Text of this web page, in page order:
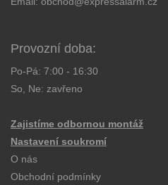
Provozní doba:
Po-Pá: 7:00 - 16:30
So, Ne: zavřeno
Zajistíme odbornou montáž
Nastavení soukromí
O nás
Obchodní podmínky